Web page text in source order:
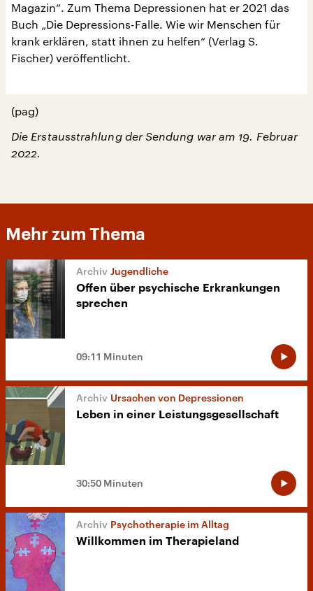
Magazin“. Zum Thema Depressionen hat er 2021 das
Buch „Die Depressions-Falle. Wie wir Menschen für
krank erklären, statt ihnen zu helfen“ (Verlag S.
Fischer) veröffentlicht.
(pag)
Die Erstausstrahlung der Sendung war am 19. Februar
2022.
Mehr zum Thema
Jugendliche
Offen über psychische Erkrankungen
sprechen
09:11 Minuten
Ursachen von Depressionen
Leben in einer Leistungsgesellschaft
30:50 Minuten
Psychotherapie im Alltag
Willkommen im Therapieland